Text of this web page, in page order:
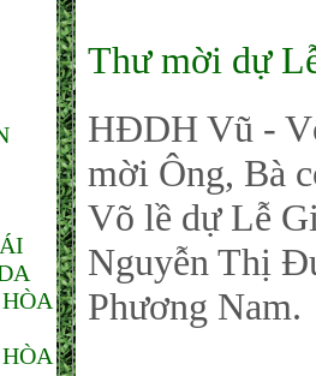
Thư mời dự
HĐDH Vũ -
mời Ông, Bà
Võ lề dự Lễ
Nguyễn Thị
Phương Nam.